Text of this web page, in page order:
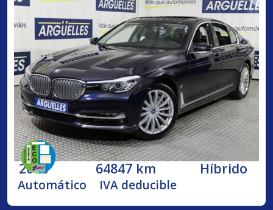
2018 64847 km Híbrido
Automático IVA deducible